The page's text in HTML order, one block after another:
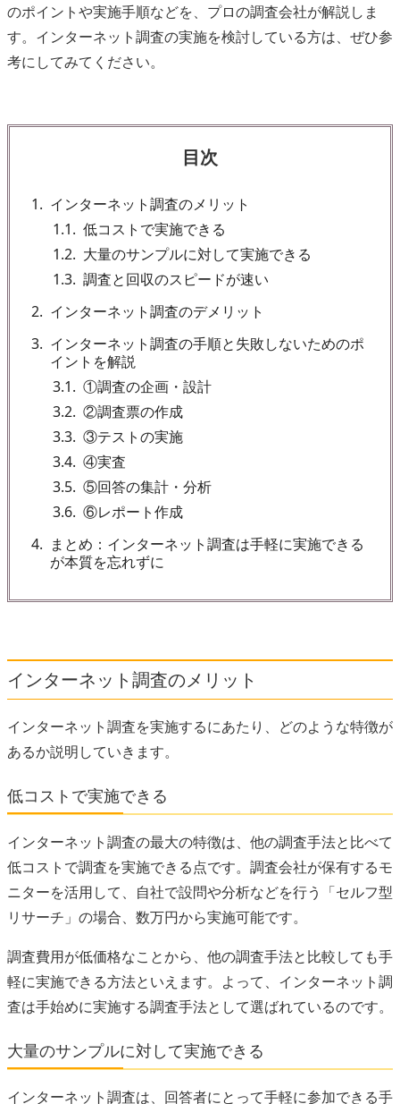
のポイントや実施手順などを、プロの調査会社が解説しま
す。インターネット調査の実施を検討している方は、ぜひ参
考にしてみてください。
目次
1
インターネット調査のメリット
1.1
低コストで実施できる
1.2 大量のサンプルに対して実施できる
1.3 調査と回収のスピードが速い
2 インターネット調査のデメリット
3 インターネット調査の手順と失敗しないためのポ
イントを解説
3.1
①調査の企画・設計
3.2 ②調査票の作成
3.3 ③テストの実施
3.4 ④実査
3.5 ⑤回答の集計・分析
3.6 ⑥レポート作成
4
まとめ：インターネット調査は手軽に実施できる
が本質を忘れずに
インターネット調査のメリット
インターネット調査を実施するにあたり、どのような特徴が
あるか説明していきます。
低コストで実施できる
インターネット調査の最大の特徴は、他の調査手法と比べて
低コストで調査を実施できる点です。調査会社が保有するモ
ニターを活用して、自社で設問や分析などを行う「セルフ型
リサーチ」の場合、数万円から実施可能です。
調査費用が低価格なことから、他の調査手法と比較しても手
軽に実施できる方法といえます。よって、インターネット調
査は手始めに実施する調査手法として選ばれているのです。
大量のサンプルに対して実施できる
インターネット調査は、回答者にとって手軽に参加できる手